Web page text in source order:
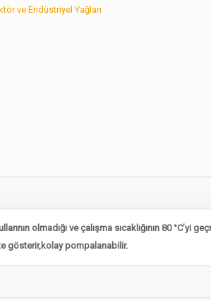
ve Endüstriyel Yağları
olmadığı ve çalışma sıcaklığının 80 °C’yi
gösterir,kolay pompalanabilir.